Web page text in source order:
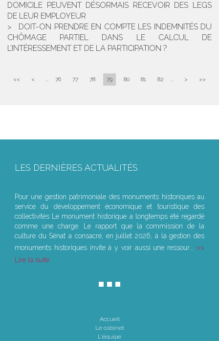
DOMICILE PEUVENT DÉSORMAIS RECEVOIR DES LEGS
DE LEUR EMPLOYEUR
DOIT-ON PRENDRE EN COMPTE LES INDEMNITÉS DU
CHÔMAGE PARTIEL DANS LE CALCUL DE
L’INTÉRESSEMENT ET DE LA PARTICIPATION ?
<< < ... 76 77 78 79 80 81 82 ... > >>
LES DERNIÈRES ACTUALITÉS
Pour une gestion patrimoniale des monuments historiques au
service du développement économique et touristique des
collectivités Le monument historique a longtemps été regardé
comme une charge. Le rapport que la commission de la
culture du Sénat a consacré, en juillet 2026, à la gestion des
monuments historiques invite à y voir aussi une ressour...
Lire la suite
Accueil
Le cabinet
L'équipe